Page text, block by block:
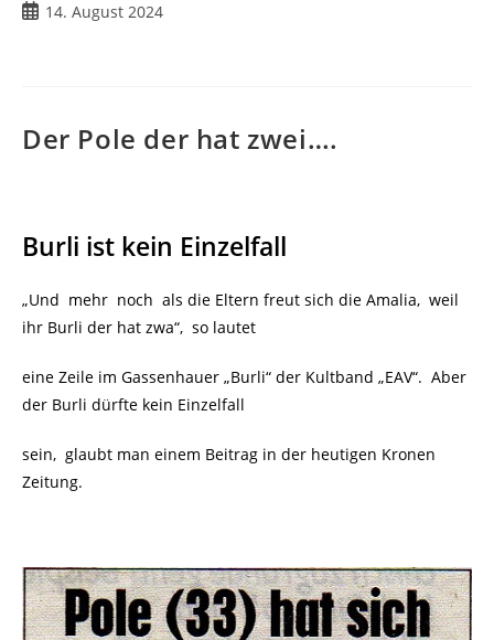
14. August 2024
Der Pole der hat zwei….
Burli ist kein Einzelfall
„Und mehr noch als die Eltern freut sich die Amalia, weil
ihr Burli der hat zwa“, so lautet
eine Zeile im Gassenhauer „Burli“ der Kultband „EAV“. Aber
der Burli dürfte kein Einzelfall
sein, glaubt man einem Beitrag in der heutigen Kronen
Zeitung.